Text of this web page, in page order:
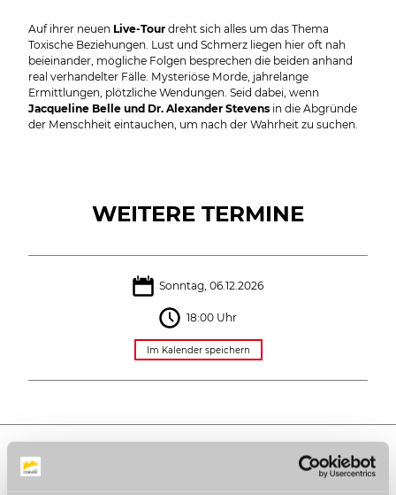
Auf ihrer neuen Live-Tour dreht sich alles um das Thema
Toxische Beziehungen. Lust und Schmerz liegen hier oft nah
beieinander, mögliche Folgen besprechen die beiden anhand
real verhandelter Fälle. Mysteriöse Morde, jahrelange
Ermittlungen, plötzliche Wendungen. Seid dabei, wenn
Jacqueline Belle und Dr. Alexander Stevens in die Abgründe
der Menschheit eintauchen, um nach der Wahrheit zu suchen.
WEITERE TERMINE
Sonntag, 06.12.2026
18:00 Uhr
Im Kalender speichern